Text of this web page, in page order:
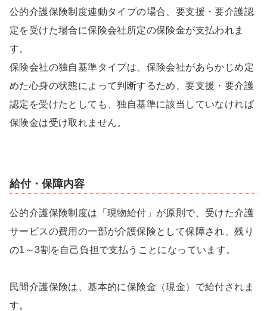
公的介護保険制度連動タイプの場合、要支援・要介護認
定を受けた場合に保険会社所定の保険金が支払われま
す。
保険会社の独自基準タイプは、保険会社があらかじめ定
めた心身の状態によって判断するため、要支援・要介護
認定を受けたとしても、独自基準に該当していなければ
保険金は受け取れません。
給付・保障内容
公的介護保険制度は「現物給付」が原則で、受けた介護
サービスの費用の一部が介護保険として保障され、残り
の1～3割を自己負担で支払うことになっています。
民間介護保険は、基本的に保険金（現金）で給付されま
す。